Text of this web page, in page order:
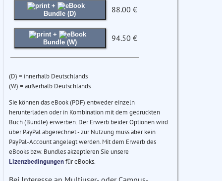
+
Bundle (D)
88.00 €
+
Bundle (W)
94.50 €
(D) = innerhalb Deutschlands
(W) = außerhalb Deutschlands
Sie können das eBook (PDF) entweder einzeln
herunterladen oder in Kombination mit dem gedruckten
Buch (Bundle) erwerben. Der Erwerb beider Optionen wird
über PayPal abgerechnet - zur Nutzung muss aber kein
PayPal-Account angelegt werden. Mit dem Erwerb des
eBooks bzw. Bundles akzeptieren Sie unsere
Lizenzbedingungenfür eBooks.